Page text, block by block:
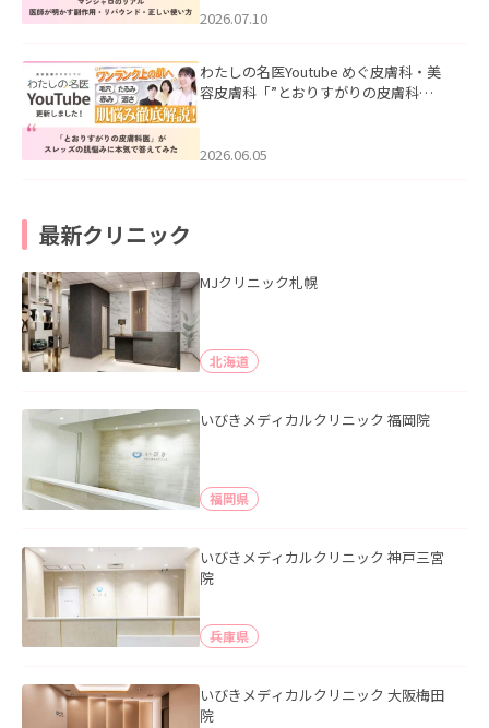
た。
2026.07.10
わたしの名医Youtube めぐ皮膚科・美
容皮膚科「”とおりすがりの皮膚科
2026.06.05
最新クリニック
MJクリニック札幌
北海道
いびきメディカルクリニック 福岡院
福岡県
いびきメディカルクリニック 神戸三宮
院
兵庫県
いびきメディカルクリニック 大阪梅田
院